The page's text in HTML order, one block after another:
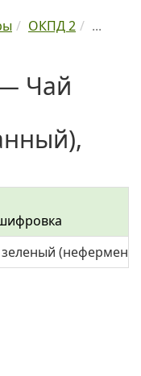
ОКПД 2
...
Чай